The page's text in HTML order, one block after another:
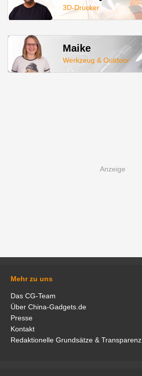
3D-Drucker
Maike
Werkzeug & Outdoor
Mehr zu uns
Das CG-Team
Über China-Gadgets.de
Presse
Kontakt
Redaktionelle Grundsätze & Transparenz